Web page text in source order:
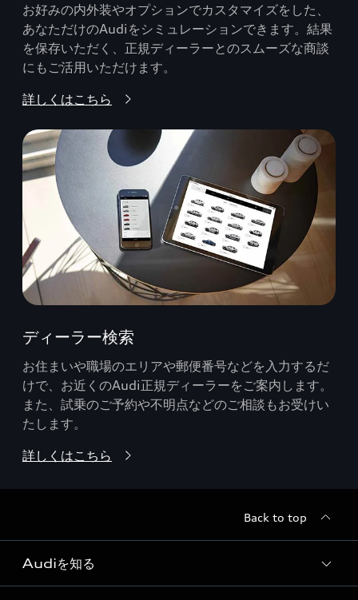
お好みの内外装やオプションでカスタマイズをした、
あなただけのAudiをシミュレーションできます。結果
を保存いただく、正規ディーラーとのスムーズな商談
にもご活用いただけます。
詳しくはこちら
ディーラー検索
お住まいや職場のエリアや郵便番号などを入力するだ
けで、お近くのAudi正規ディーラーをご案内します。
また、試乗のご予約や不明点などのご相談もお受けい
たします。
詳しくはこちら
Back to top
Audiを知る